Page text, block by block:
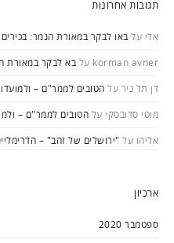
תגובות אחרונות
אלי עלבאו לבקר במאורת הנמר:
korman avner עלבא לבקר במאורת
דן תל ניר על הטובים לממר"ם –
מוטי סדובסקי על הטובים לממר"ם –
אליהו על "ירושלים של זהב" – הדרימליינר ה-12 של אל על –
ארכיון
ספטמבר 2020